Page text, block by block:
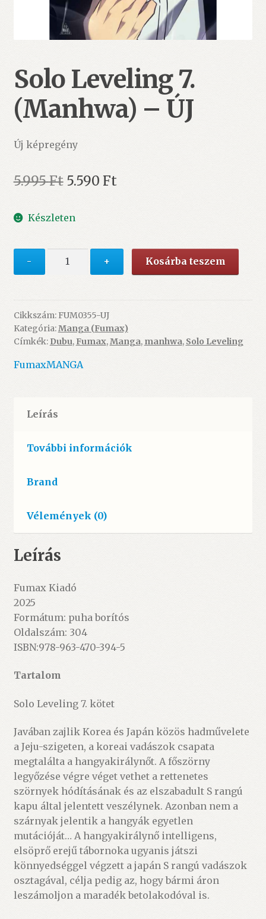
Solo Leveling 7.
(Manhwa) – ÚJ
Új képregény
5.995Ft Original
was:
5.590 FtCurrent
Készleten
-
Solo
(Manhwa)
–
ÚJ
mennyiség
+ Kosárba teszem
Cikkszám: FUM0355-UJ
Kategória:Manga (Fumax)
Címkék: Dubu, Fumax,Manga, manhwa, Solo Leveling
FumaxMANGA
Leírás
További információk
Brand
Vélemények (0)
Leírás
Fumax Kiadó
2025
Formátum: puha borítós
Oldalszám: 304
ISBN:978-963-470-394-5
Tartalom
Solo Leveling 7. kötet
Javában zajlik Korea és Japán közös hadművelete
a Jeju-szigeten, a koreai vadászok csapata
megtalálta a hangyakirálynőt. A főszörny
legyőzése végre véget vethet a rettenetes
szörnyek hódításának és az elszabadult S rangú
kapu által jelentett veszélynek. Azonban nem a
szárnyak jelentik a hangyák egyetlen
mutációját… A hangyakirálynő intelligens,
elsöprő erejű tábornoka ugyanis játszi
könnyedséggel végzett a japán S rangú vadászok
osztagával, célja pedig az, hogy bármi áron
leszámoljon a maradék betolakodóval is.